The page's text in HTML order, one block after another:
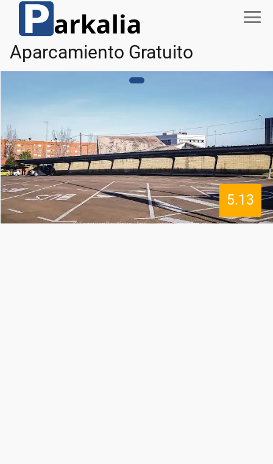
Aparcamiento Gratuito
5.13